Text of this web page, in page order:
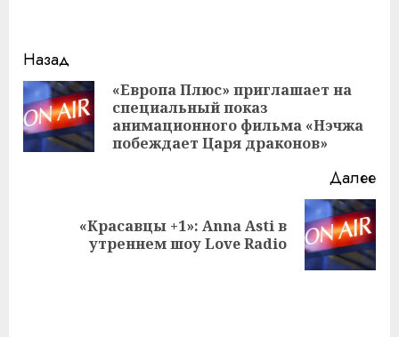
Навигация
записи
Назад
«Европа Плюс» приглашает на
специальный показ
анимационного фильма «Нэчжа
побеждает Царя драконов»
Далее
Следующая«Красавцы +1»: Anna Asti в
утреннем шоу Love Radio